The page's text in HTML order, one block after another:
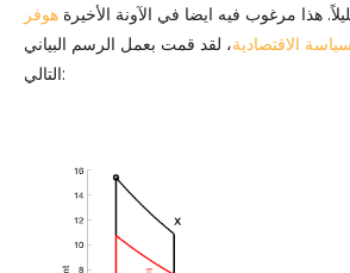
هذا مرغوب فيه ايضا في الآونة الأخيرة هوفر
الاقتصادية، لقد قمت بعمل الرسم البياني
التالي: